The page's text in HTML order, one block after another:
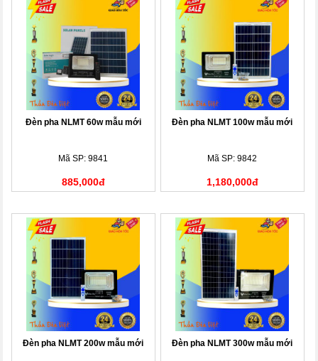
Đèn pha NLMT 60w mẫu mới
Mã SP: 9841
885,000đ
Đèn pha NLMT 100w mẫu mới
Mã SP: 9842
1,180,000đ
Đèn pha NLMT 200w mẫu mới Đèn pha NLMT 300w mẫu mới